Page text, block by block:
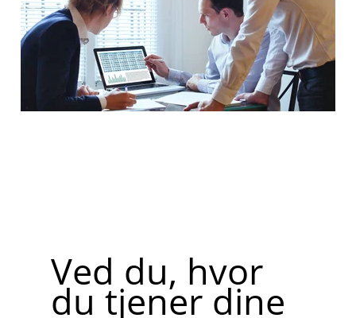
Ved du, hvor
du tjener dine